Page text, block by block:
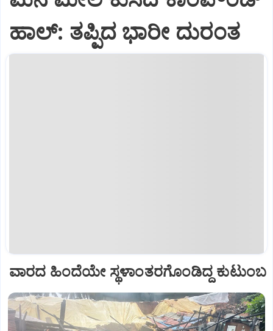
ಹಾಲ್: ತಪ್ಪಿದ ಭಾರೀ ದುರಂತ
ವಾರದ ಹಿಂದೆಯೇ ಸ್ಥಳಾಂತರಗೊಂಡಿದ್ದ ಕುಟುಂಬ